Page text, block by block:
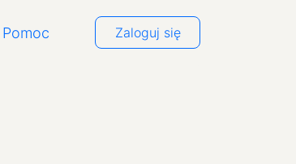
Pomoc Zaloguj się